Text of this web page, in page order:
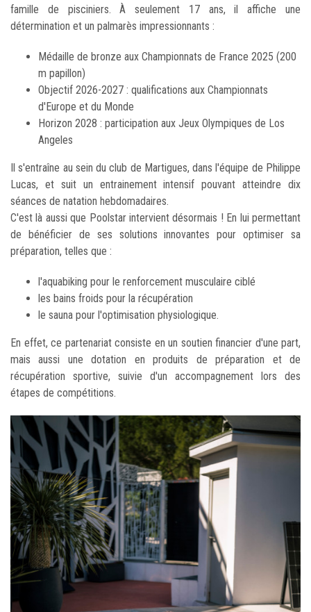
famille de pisciniers. À seulement 17 ans, il affiche une
détermination et un palmarès impressionnants :
Médaille de bronze aux Championnats de France 2025 (200
m papillon)
Objectif 2026-2027 : qualifications aux Championnats
d'Europe et du Monde
Horizon 2028 : participation aux Jeux Olympiques de Los
Angeles
Il s'entraîne au sein du club de Martigues, dans l'équipe de Philippe
Lucas, et suit un entrainement intensif pouvant atteindre dix
séances de natation hebdomadaires.
C'est là aussi que Poolstar intervient désormais ! En lui permettant
de bénéficier de ses solutions innovantes pour optimiser sa
préparation, telles que :
l'aquabiking pour le renforcement musculaire ciblé
les bains froids pour la récupération
le sauna pour l'optimisation physiologique.
En effet, ce partenariat consiste en un soutien financier d'une part,
mais aussi une dotation en produits de préparation et de
récupération sportive, suivie d'un accompagnement lors des
étapes de compétitions.